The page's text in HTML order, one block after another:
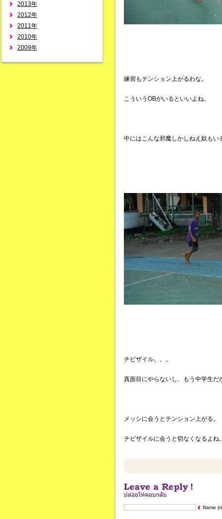
2013年
2012年
2011年
2010年
2009年
練習もテンション上がるわな。
こういうOBがいるといいよね。
中にはこんな邪魔しかしねえ奴もい
チビザイル。。。
真面目にやらないし、もう中学生だ
メッシに会うとテンション上がる。
チビザイルに会うと切なくなるよね
Name